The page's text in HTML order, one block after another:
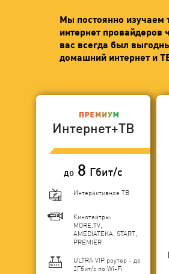
Мы постоянно изучаем
интернет провайдеров
вас всегда был
домашний интернет и
Интернет+ТВ
до 8 Гбит/с
Интерактивное ТВ
Кинотеатры:
MORE.TV,
AMEDIATEKA, START,
PREMIER
ULTRA VIP роутер - до
2Гбит/c по Wi-Fi